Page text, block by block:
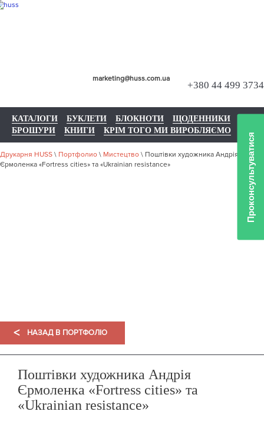
+380 44 499 3734
marketing@huss.com.ua
КАТАЛОГИ БУКЛЕТИ БЛОКНОТИ
ЩОДЕННИКИ
БРОШУРИ
КНИГИ КРІМ ТОГО МИ ВИРОБЛЯЄМО
Друкарня HUSS \ Портфолио \ Мистецтво \ Поштівки художника Андрія
Єрмоленка «Fortress cities» та «Ukrainian resistance»
< НАЗАД В ПОРТФОЛІО
Поштівки художника Андрія
Єрмоленка «Fortress cities» та
«Ukrainian resistance»
Проконсультуватися